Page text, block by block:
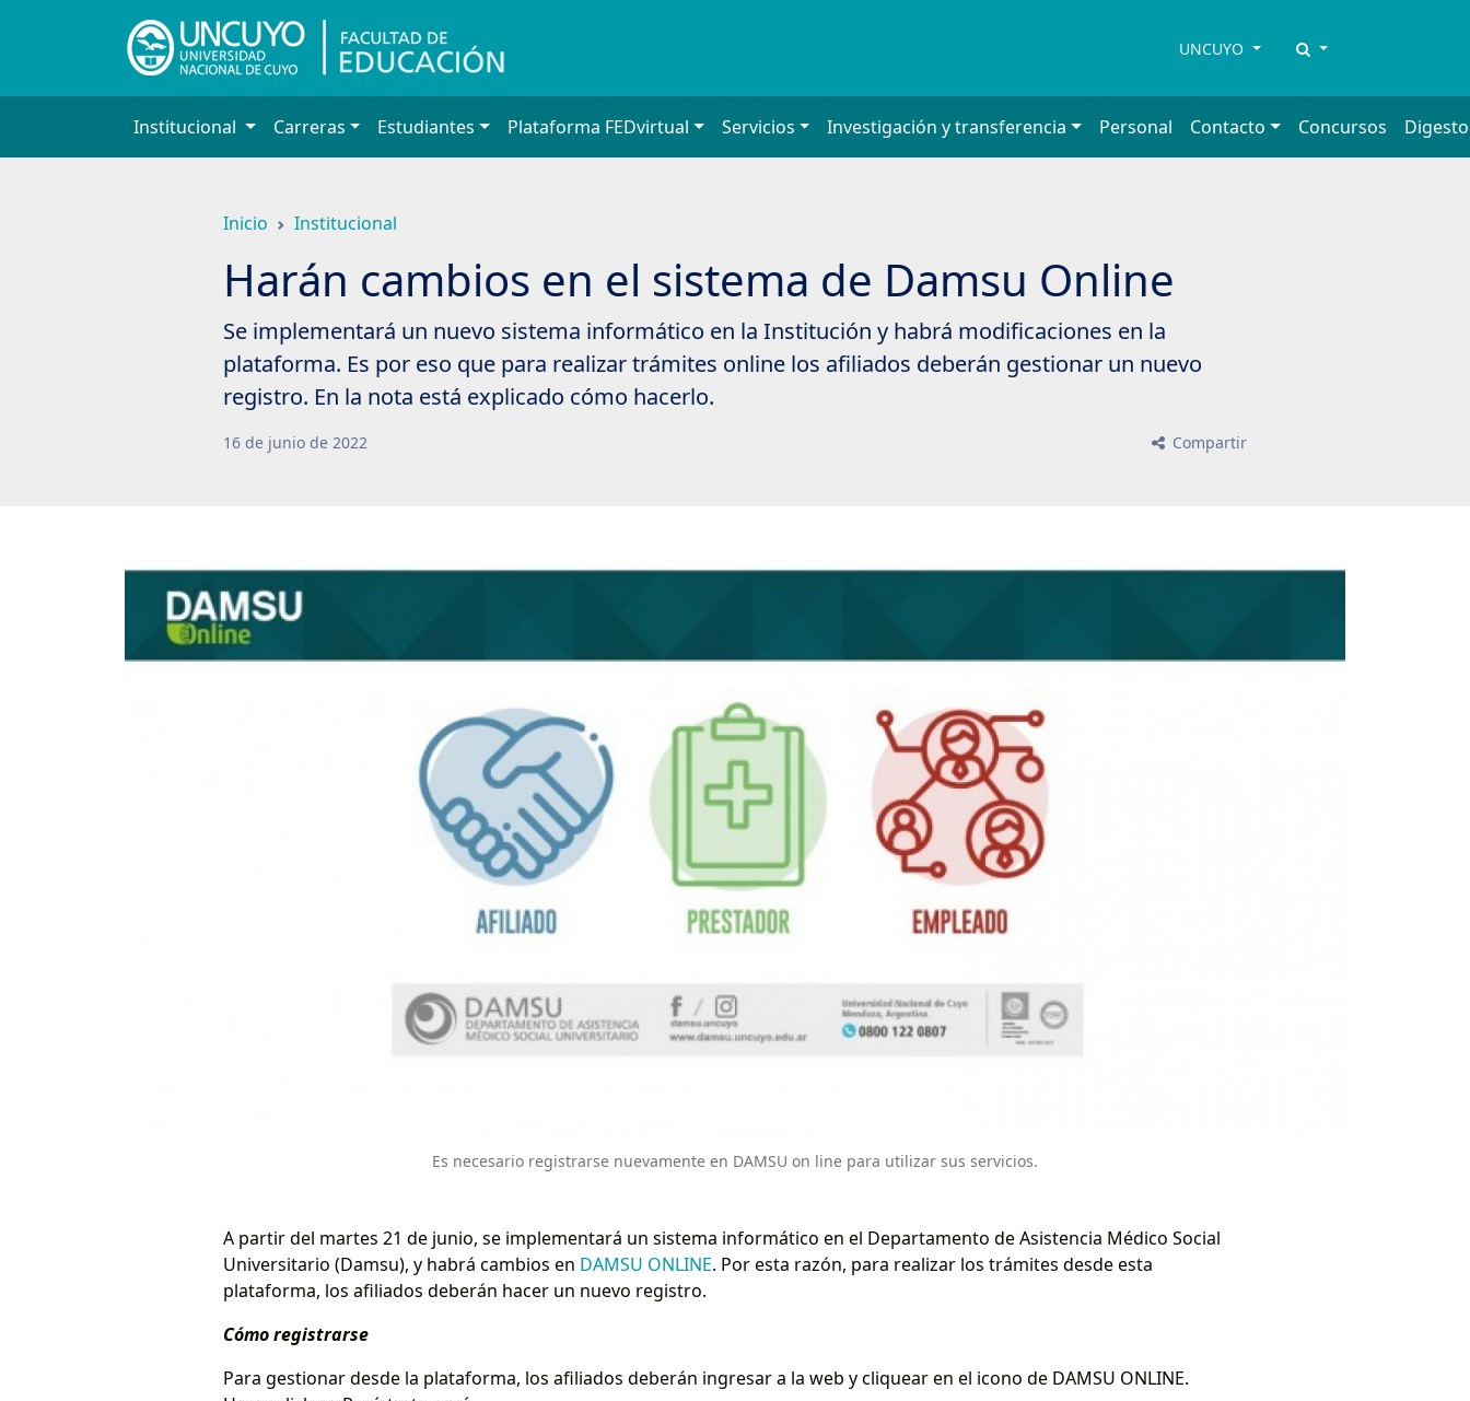
principal
UNCUYO
Institucional Carreras Estudiantes Plataforma FEDvirtual Servicios Investigación y transferencia Personal Contacto Concursos Digesto
Inicio Institucional
Harán cambios en el sistema de Damsu Online
Se implementará un nuevo sistema informático en la Institución y habrá modificaciones en la
plataforma. Es por eso que para realizar trámites online los afiliados deberán gestionar un nuevo
registro. En la nota está explicado cómo hacerlo.
16 de junio de 2022 Compartir
Es necesario registrarse nuevamente en DAMSU on line para utilizar sus servicios.
A partir del martes 21 de junio, se implementará un sistema informático en el Departamento de Asistencia Médico Social
Universitario (Damsu), y habrá cambios en DAMSU ONLINE. Por esta razón, para realizar los trámites desde esta
plataforma, los afiliados deberán hacer un nuevo registro.
Cómo registrarse
Para gestionar desde la plataforma, los afiliados deberán ingresar a la web y cliquear en el icono de DAMSU ONLINE.